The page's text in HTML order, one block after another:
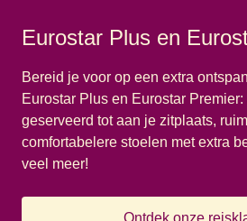
Eurostar Plus en
Bereid je voor op een extra
Eurostar Plus en Eurostar
geserveerd tot aan je zitplaats,
comfortabelere stoelen met extra
veel meer!